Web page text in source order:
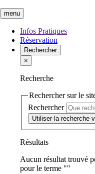
menu
Infos Pratiques
Réservation
Rechercher
×
Recherche
Rechercher sur le
Rechercher
Utiliser la recherche
Résultats
Aucun résultat trouvé
pour le terme ""